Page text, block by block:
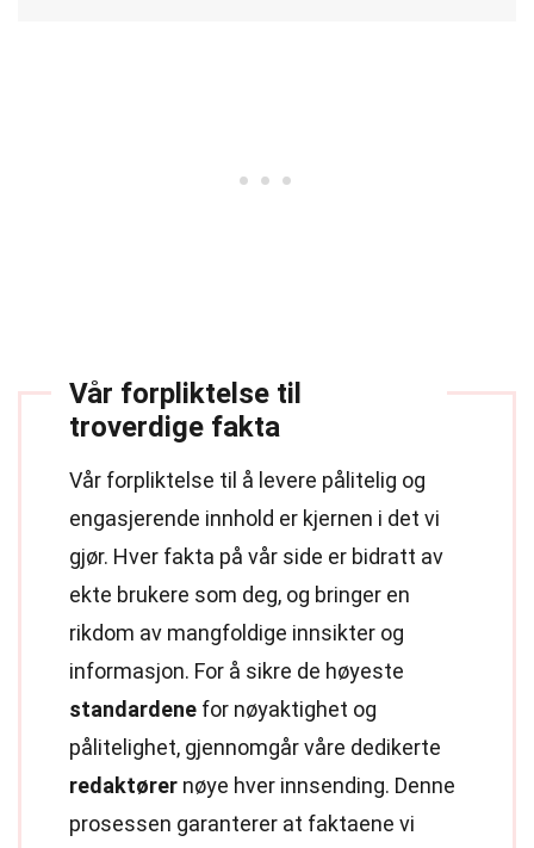
Vår forpliktelse til
troverdige fakta
Vår forpliktelse til å levere pålitelig og
engasjerende innhold er kjernen i det vi
gjør. Hver fakta på vår side er bidratt av
ekte brukere som deg, og bringer en
rikdom av mangfoldige innsikter og
informasjon. For å sikre de høyeste
standardene for nøyaktighet og
pålitelighet, gjennomgår våre dedikerte
redaktører nøye hver innsending. Denne
prosessen garanterer at faktaene vi